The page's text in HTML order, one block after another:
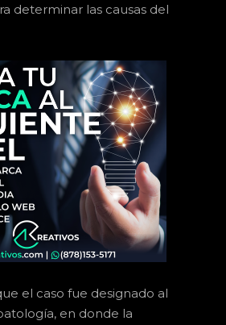
determinar las causas del
el caso fue designado al
en donde la